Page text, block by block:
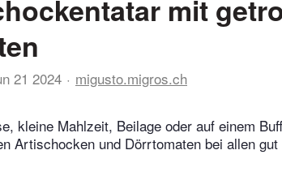
mit
21 2024 migusto.migros.ch
kleine Mahlzeit, Beilage oder auf einem
Artischocken und Dörrtomaten bei allen gut